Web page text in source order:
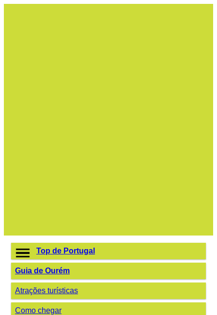
Top de Portugal
Guia de Ourém
Atrações turísticas
Como chegar